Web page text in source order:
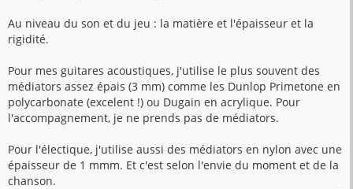
Au niveau du son et du jeu : la matière et l'épaisseur et la
rigidité.
Pour mes guitares acoustiques, j'utilise le plus souvent des
médiators assez épais (3 mm) comme les Dunlop Primetone en
polycarbonate (excelent !) ou Dugain en acrylique. Pour
l'accompagnement, je ne prends pas de médiators.
Pour l'électique, j'utilise aussi des médiators en nylon avec une
épaisseur de 1 mmm. Et c'est selon l'envie du moment et de la
chanson.